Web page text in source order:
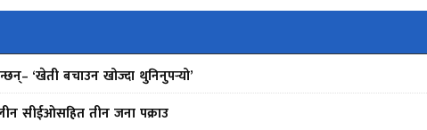
‘खेती बचाउन खोज्दा थुनिनुपर्‍यो’
सीईओसहित तीन जना पक्राउ